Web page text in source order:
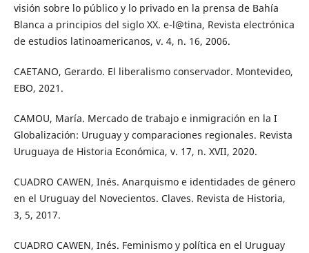
visión sobre lo público y lo privado en la prensa de Bahía
Blanca a principios del siglo XX. e-l@tina, Revista electrónica
de estudios latinoamericanos, v. 4, n. 16, 2006.
CAETANO, Gerardo. El liberalismo conservador. Montevideo,
EBO, 2021.
CAMOU, María. Mercado de trabajo e inmigración en la I
Globalización: Uruguay y comparaciones regionales. Revista
Uruguaya de Historia Económica, v. 17, n. XVII, 2020.
CUADRO CAWEN, Inés. Anarquismo e identidades de género
en el Uruguay del Novecientos. Claves. Revista de Historia,
3, 5, 2017.
CUADRO CAWEN, Inés. Feminismo y política en el Uruguay